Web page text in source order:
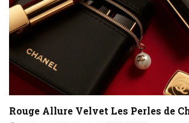
Rouge Allure Velvet Les Perles de